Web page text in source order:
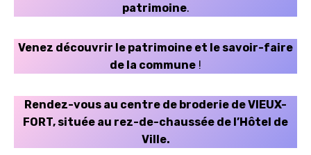
patrimoine.
Venez découvrir le patrimoine et le savoir-faire
de la commune !
Rendez-vous au centre de broderie de VIEUX-
FORT, située au rez-de-chaussée de l’Hôtel de
Ville.